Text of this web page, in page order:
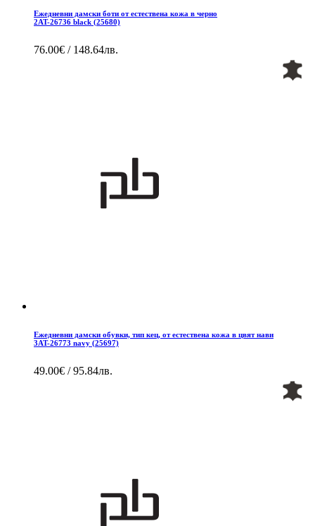
Ежедневни дамски боти от естествена кожа в черно
2AT-26736 black (25680)
76.00€ / 148.64лв.
Ежедневни дамски обувки, тип кец, от естествена кожа в цвят нави
3AT-26773 navy (25697)
49.00€ / 95.84лв.